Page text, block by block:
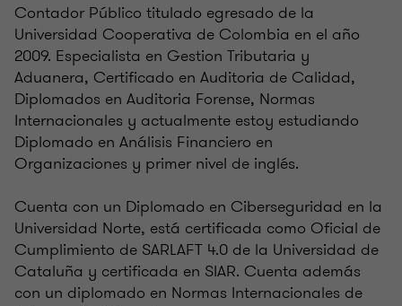
Contador Público titulado egresado de la
Universidad Cooperativa de Colombia en el año
2009. Especialista en Gestion Tributaria y
Aduanera, Certificado en Auditoria de Calidad,
Diplomados en Auditoria Forense, Normas
Internacionales y actualmente estoy estudiando
Diplomado en Análisis Financiero en
Organizaciones y primer nivel de inglés.
Cuenta con un Diplomado en Ciberseguridad en la
Universidad Norte, está certificada como Oficial de
Cumplimiento de SARLAFT 4.0 de la Universidad de
Cataluña y certificada en SIAR. Cuenta además
con un diplomado en Normas Internacionales de